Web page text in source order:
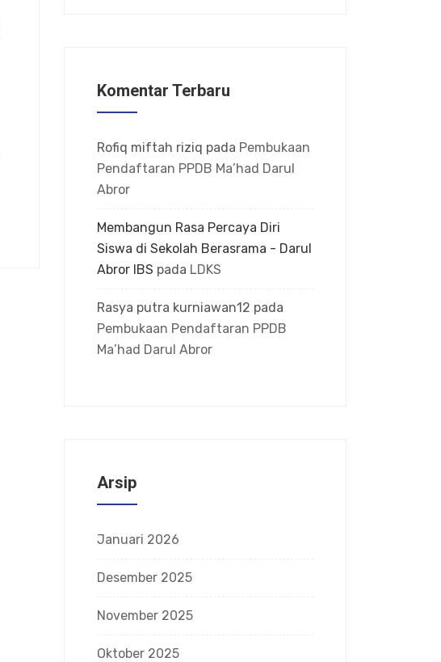
Komentar Terbaru
Rofiq miftah riziq pada Pembukaan
Pendaftaran PPDB Ma’had Darul
Abror
Membangun Rasa Percaya Diri
Siswa di Sekolah Berasrama - Darul
Abror IBS pada LDKS
Rasya putra kurniawan12 pada
Pembukaan Pendaftaran PPDB
Ma’had Darul Abror
Arsip
Januari 2026
Desember 2025
November 2025
Oktober 2025